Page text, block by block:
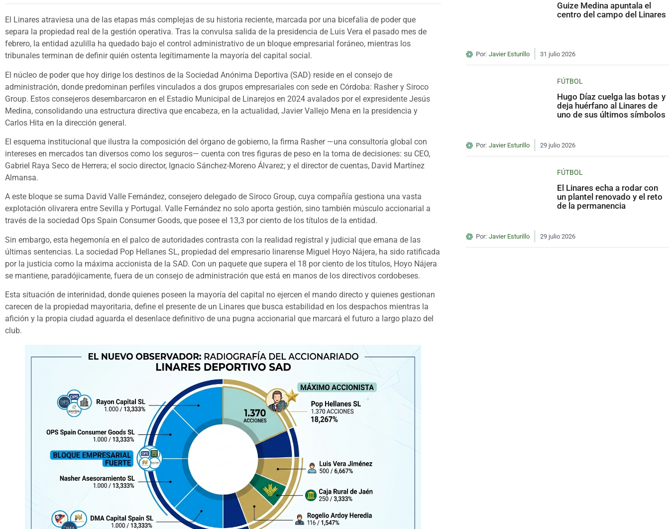
El Linares atraviesa una de las etapas más complejas de su historia reciente, marcada por una bicefalia de poder que
separa la propiedad real de la gestión operativa. Tras la convulsa salida de la presidencia de Luis Vera el pasado mes de
febrero, la entidad azulilla ha quedado bajo el control administrativo de un bloque empresarial foráneo, mientras los
tribunales terminan de definir quién ostenta legítimamente la mayoría del capital social.
El núcleo de poder que hoy dirige los destinos de la Sociedad Anónima Deportiva (SAD) reside en el consejo de
administración, donde predominan perfiles vinculados a dos grupos empresariales con sede en Córdoba: Rasher y Siroco
Group. Estos consejeros desembarcaron en el Estadio Municipal de Linarejos en 2024 avalados por el expresidente Jesús
Medina, consolidando una estructura directiva que encabeza, en la actualidad, Javier Vallejo Mena en la presidencia y
Carlos Hita en la dirección general.
El esquema institucional que ilustra la composición del órgano de gobierno, la firma Rasher —una consultoría global con
intereses en mercados tan diversos como los seguros— cuenta con tres figuras de peso en la toma de decisiones: su CEO,
Gabriel Raya Seco de Herrera; el socio director, Ignacio Sánchez-Moreno Álvarez; y el director de cuentas, David Martínez
Almansa.
A este bloque se suma David Valle Fernández, consejero delegado de Siroco Group, cuya compañía gestiona una vasta
explotación olivarera entre Sevilla y Portugal. Valle Fernández no solo aporta gestión, sino también músculo accionarial a
través de la sociedad Ops Spain Consumer Goods, que posee el 13,3 por ciento de los títulos de la entidad.
Sin embargo, esta hegemonía en el palco de autoridades contrasta con la realidad registral y judicial que emana de las
últimas sentencias. La sociedad Pop Hellanes SL, propiedad del empresario linarense Miguel Hoyo Nájera, ha sido ratificada
por la justicia como la máxima accionista de la SAD. Con un paquete que supera el 18 por ciento de los títulos, Hoyo Nájera
se mantiene, paradójicamente, fuera de un consejo de administración que está en manos de los directivos cordobeses.
Esta situación de interinidad, donde quienes poseen la mayoría del capital no ejercen el mando directo y quienes gestionan
carecen de la propiedad mayoritaria, define el presente de un Linares que busca estabilidad en los despachos mientras la
afición y la propia ciudad aguarda el desenlace definitivo de una pugna accionarial que marcará el futuro a largo plazo del
club.
Guize Medina apuntala el
centro del campo del Linares
Por: Javier Esturillo 31 julio 2026
FÚTBOL
Hugo Díaz cuelga las botas y
deja huérfano al Linares de
uno de sus últimos símbolos
Por: Javier Esturillo 29 julio 2026
FÚTBOL
El Linares echa a rodar con
un plantel renovado y el reto
de la permanencia
Por: Javier Esturillo 29 julio 2026